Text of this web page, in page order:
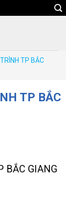
TP BẮC
TP BẮC
BẮC GIANG